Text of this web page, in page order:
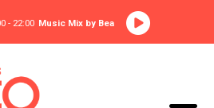
- 22:00 Music Mix by Bea